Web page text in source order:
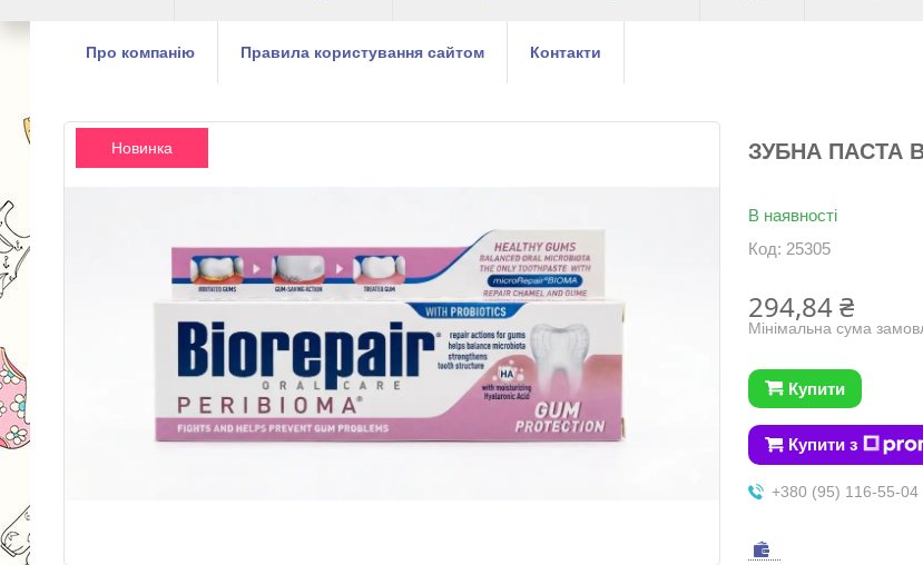
Про компанію Правила користування сайтом Контакти
Новинка ЗУБНА ПАСТА
В наявності
Код: 25305
294,84 ₴
Мінімальна сума
Купити
Купити з
+380 (95) 116-55-04